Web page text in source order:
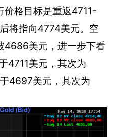
价格目标是重返4711-
将指向4774美元。空
4686美元，进一步下看
4711美元，其次为
4697美元，其次为